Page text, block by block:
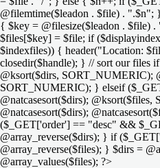
@filemtime($leadon . $file) .
{ $key = @filesize($leadon . $file)
$files[$key] = $file; if
$indexfiles)) { header("Location:
closedir($handle); } // sort our files
@ksort($dirs, SORT_NUMERIC);
SORT_NUMERIC); } elseif
@natcasesort($dirs);
@natcasesort($dirs);
($_GET['order'] == "desc" &&
@array_reverse($dirs); } if
@array_reverse($files); } $dirs =
@array_values($files); ?>